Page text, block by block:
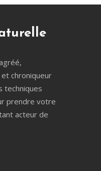
chroniqueur
techniques
prendre votre
acteur de